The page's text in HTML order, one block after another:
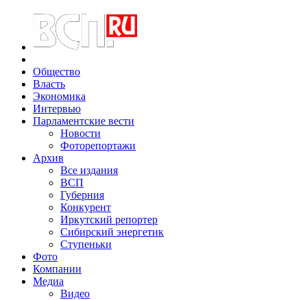
Общество
Власть
Экономика
Интервью
Парламентские вести
Новости
Фоторепортажи
Архив
Все издания
ВСП
Губерния
Конкурент
Иркутский репортер
Сибирский энергетик
Ступеньки
Фото
Компании
Медиа
Видео